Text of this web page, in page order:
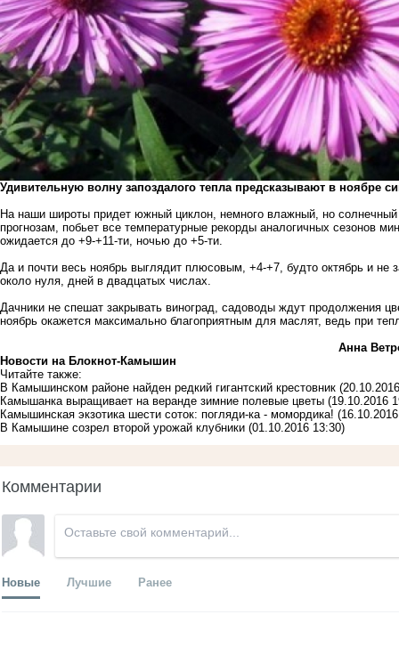
Удивительную волну запоздалого тепла предсказывают в ноябре
На наши широты придет южный циклон, немного влажный, но
прогнозам, побьет все температурные рекорды аналогичных сезонов
ожидается до +9-+11-ти, ночью до +5-ти.
Да и почти весь ноябрь выглядит плюсовым, +4-+7, будто октябрь и не
около нуля, дней в двадцатых числах.
Дачники не спешат закрывать виноград, садоводы ждут продолжения
ноябрь окажется максимально благоприятным для маслят, ведь при
Анна
Новости на Блoкнoт-Камышин
Читайте также:
В Камышинском районе найден редкий гигантский крестовник
Камышанка выращивает на веранде зимние полевые цветы (19.10.2016
Камышинская экзотика шести соток: погляди-ка - момордика!
В Камышине созрел второй урожай клубники (01.10.2016 13:30)
Комментарии
Новые Лучшие Ранее